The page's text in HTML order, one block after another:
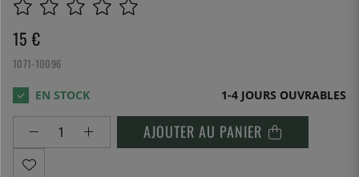
15 €
1071-10096
1-4 JOURS OUVRABLES
AJOUTER AU PANIER